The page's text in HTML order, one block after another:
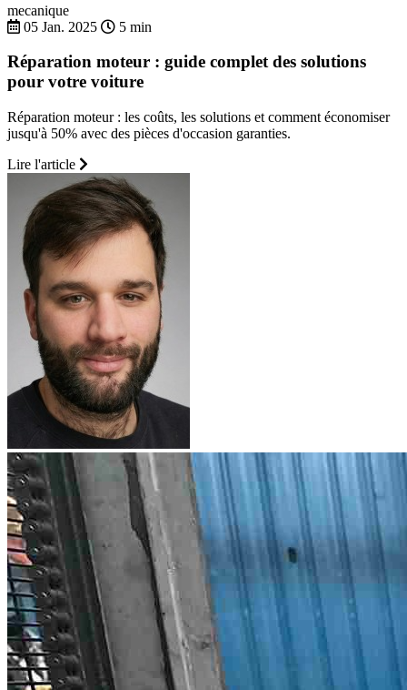
mecanique
05 Jan. 2025
5 min
Réparation moteur : guide complet des solutions
pour votre voiture
Réparation moteur : les coûts, les solutions et comment économiser
jusqu'à 50% avec des pièces d'occasion garanties.
Lire l'article